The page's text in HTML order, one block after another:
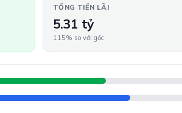
TỔNG TIỀN LÃI
5.31 tỷ
115% so với gốc